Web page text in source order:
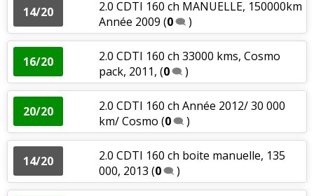
14/20
2.0 CDTI 160 ch MANUELLE, 150000km
Année 2009 (0 )
16/20
2.0 CDTI 160 ch 33000 kms, Cosmo
pack, 2011, (0 )
20/20
2.0 CDTI 160 ch Année 2012/ 30 000
km/ Cosmo (0 )
14/20
2.0 CDTI 160 ch boite manuelle, 135
000, 2013 (0 )